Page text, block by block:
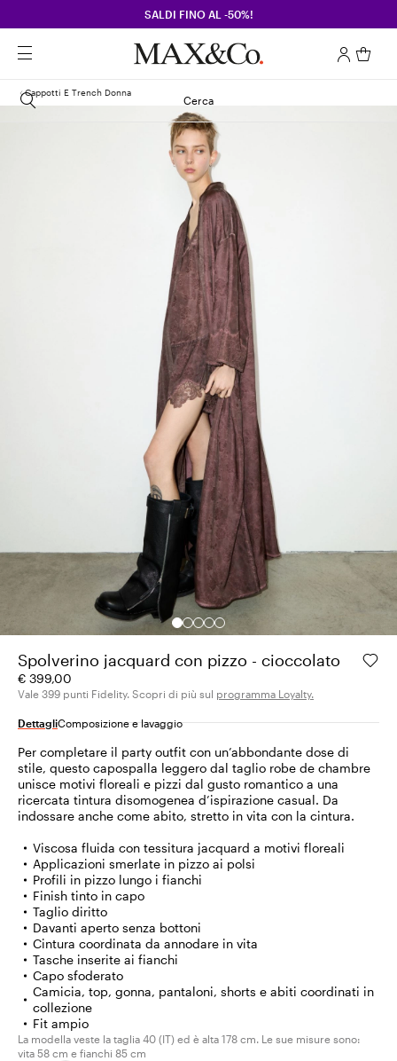
SALDI FINO AL -50%!
Cerca
Cappotti E Trench Donna
Spolverino jacquard con pizzo - cioccolato
€ 399,00
Vale 399 punti Fidelity. Scopri di più sul programma Loyalty.
DettagliComposizione e lavaggio
Per completare il party outfit con un’abbondante dose di
stile, questo capospalla leggero dal taglio robe de chambre
unisce motivi floreali e pizzi dal gusto romantico a una
ricercata tintura disomogenea d’ispirazione casual. Da
indossare anche come abito, stretto in vita con la cintura.
Viscosa fluida con tessitura jacquard a motivi floreali
Applicazioni smerlate in pizzo ai polsi
Profili in pizzo lungo i fianchi
Finish tinto in capo
Taglio diritto
Davanti aperto senza bottoni
Cintura coordinata da annodare in vita
Tasche inserite ai fianchi
Capo sfoderato
Camicia, top, gonna, pantaloni, shorts e abiti coordinati in
collezione
Fit ampio
La modella veste la taglia 40 (IT) ed è alta 178 cm. Le sue misure sono:
vita 58 cm e fianchi 85 cm